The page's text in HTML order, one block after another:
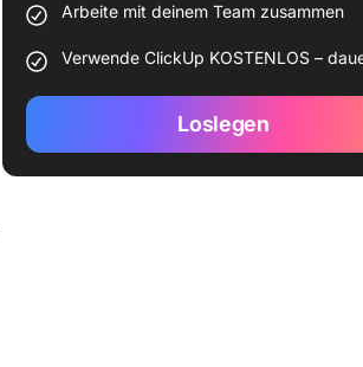
Arbeite mit deinem Team zusammen
Verwende ClickUp KOSTENLOS –
Loslegen